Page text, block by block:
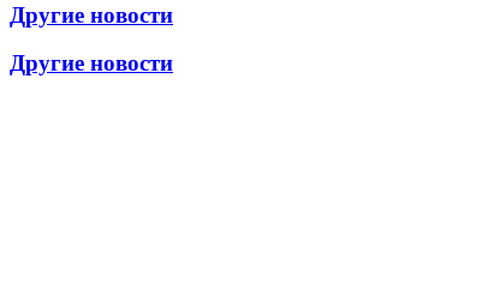
Другие новости
Другие новости